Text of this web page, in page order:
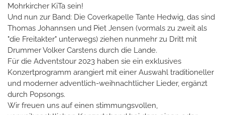
Mohrkircher KiTa sein!
Und nun zur Band: Die Coverkapelle Tante Hedwig, das sind
Thomas Johannsen und Piet Jensen (vormals zu zweit als
"die Freitakter" unterwegs) ziehen nunmehr zu Dritt mit
Drummer Volker Carstens durch die Lande.
Für die Adventstour 2023 haben sie ein exklusives
Konzertprogramm arangiert mit einer Auswahl traditioneller
und moderner adventlich-weihnachtlicher Lieder, ergänzt
durch Popsongs.
Wir freuen uns auf einen stimmungsvollen,